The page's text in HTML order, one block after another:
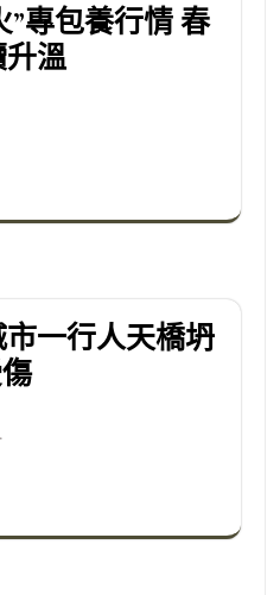
”專包養行情 春
溫
一行人天橋坍